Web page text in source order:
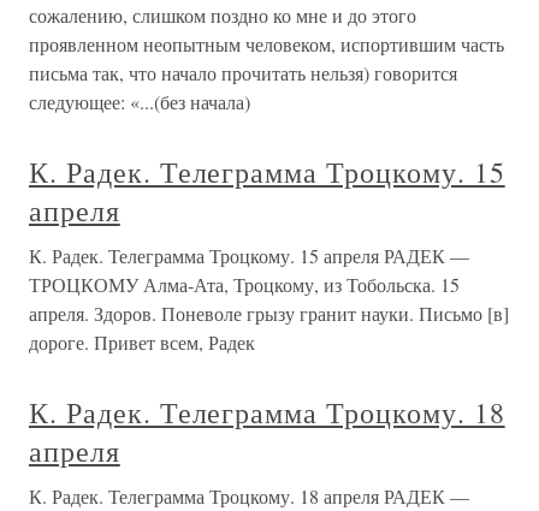
сожалению, слишком поздно ко мне и до этого
проявленном неопытным человеком, испортившим часть
письма так, что начало прочитать нельзя) говорится
следующее: «...(без начала)
К. Радек. Телеграмма Троцкому. 15
апреля
К. Радек. Телеграмма Троцкому. 15 апреля РАДЕК —
ТРОЦКОМУ Алма-Ата, Троцкому, из Тобольска. 15
апреля. Здоров. Поневоле грызу гранит науки. Письмо [в]
дороге. Привет всем, Радек
К. Радек. Телеграмма Троцкому. 18
апреля
К. Радек. Телеграмма Троцкому. 18 апреля РАДЕК —